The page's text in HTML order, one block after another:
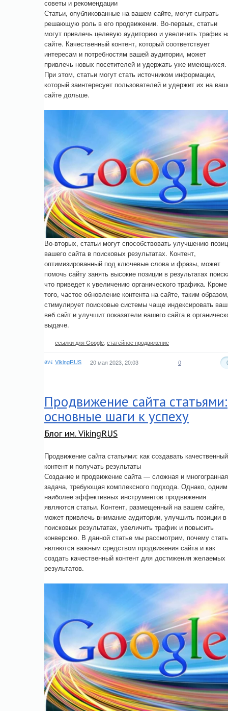
советы и рекомендации
Статьи, опубликованные на вашем сайте, могут сыграть
решающую роль в его продвижении. Во-первых, статьи
могут привлечь целевую аудиторию и увеличить трафик
сайте. Качественный контент, который соответствует
интересам и потребностям вашей аудитории, может
привлечь новых посетителей и удержать уже имеющихся.
При этом, статьи могут стать источником информации,
который заинтересует пользователей и удержит их на
сайте дольше.
Во-вторых, статьи могут способствовать улучшению
вашего сайта в поисковых результатах. Контент,
оптимизированный под ключевые слова и фразы, может
помочь сайту занять высокие позиции в результатах
что приведет к увеличению органического трафика. Кроме
того, частое обновление контента на сайте, таким
стимулирует поисковые системы чаще индексировать ваш
веб сайт и улучшит показатели вашего сайта в
выдаче.
ссылки для Google статейное продвижение
VikingRUS 20 мая 2023, 20:03 0
Продвижение сайта статьями:
основные шаги к успеху
Блог им. VikingRUS
Продвижение сайта статьями: как создавать качественный
контент и получать результаты
Создание и продвижение сайта — сложная и многогранная
задача, требующая комплексного подхода. Однако,
наиболее эффективных инструментов продвижения
являются статьи. Контент, размещенный на вашем сайте,
может привлечь внимание аудитории, улучшить позиции в
поисковых результатах, увеличить трафик и повысить
конверсию. В данной статье мы рассмотрим, почему
являются важным средством продвижения сайта и как
создать качественный контент для достижения желаемых
результатов.